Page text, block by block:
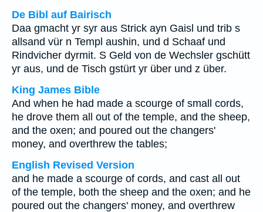
De Bibl auf Bairisch
Daa gmacht yr syr aus Strick ayn Gaisl und trib s
allsand vür n Templ aushin, und d Schaaf und
Rindvicher dyrmit. S Geld von de Wechsler gschütt
yr aus, und de Tisch gstürt yr über und z über.
King James Bible
And when he had made a scourge of small cords,
he drove them all out of the temple, and the sheep,
and the oxen; and poured out the changers'
money, and overthrew the tables;
English Revised Version
and he made a scourge of cords, and cast all out
of the temple, both the sheep and the oxen; and he
poured out the changers' money, and overthrew